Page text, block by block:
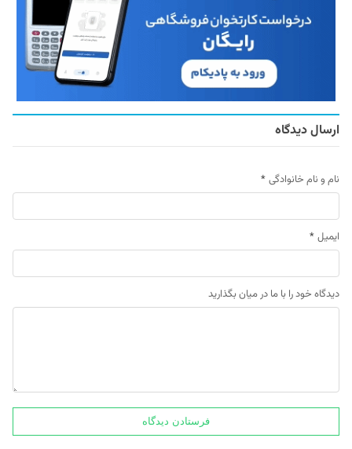
ارسال دیدگاه
نام و نام خانوادگی *
ایمیل *
دیدگاه خود را با ما در میان بگذارید